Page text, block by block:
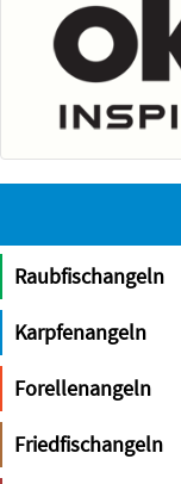
Raubfischangeln
Karpfenangeln
Forellenangeln
Friedfischangeln